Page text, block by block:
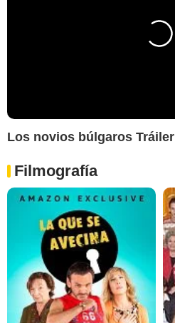
Los novios búlgaros Tráiler
Filmografía